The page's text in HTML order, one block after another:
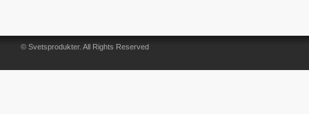
© Svetsprodukter. All Rights Reserved